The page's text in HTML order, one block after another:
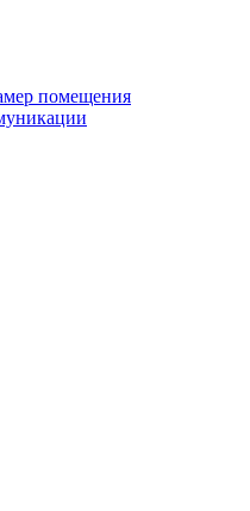
помещения